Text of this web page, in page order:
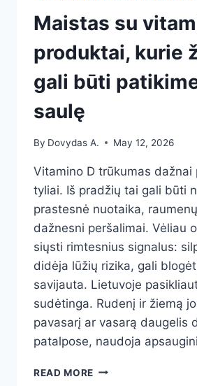
Maistas su
produktai, kurie
gali būti
saulę
By Dovydas A. May 12, 2026
Vitamino D trūkumas dažnai
tyliai. Iš pradžių tai gali būti
prastesnė nuotaika,
dažnesni peršalimai. Vėliau
siųsti rimtesnius signalus:
didėja lūžių rizika, gali
savijauta. Lietuvoje
sudėtinga. Rudenį ir žiemą
pavasarį ar vasarą daugelis
patalpose, naudoja
READ MORE MAISTAS